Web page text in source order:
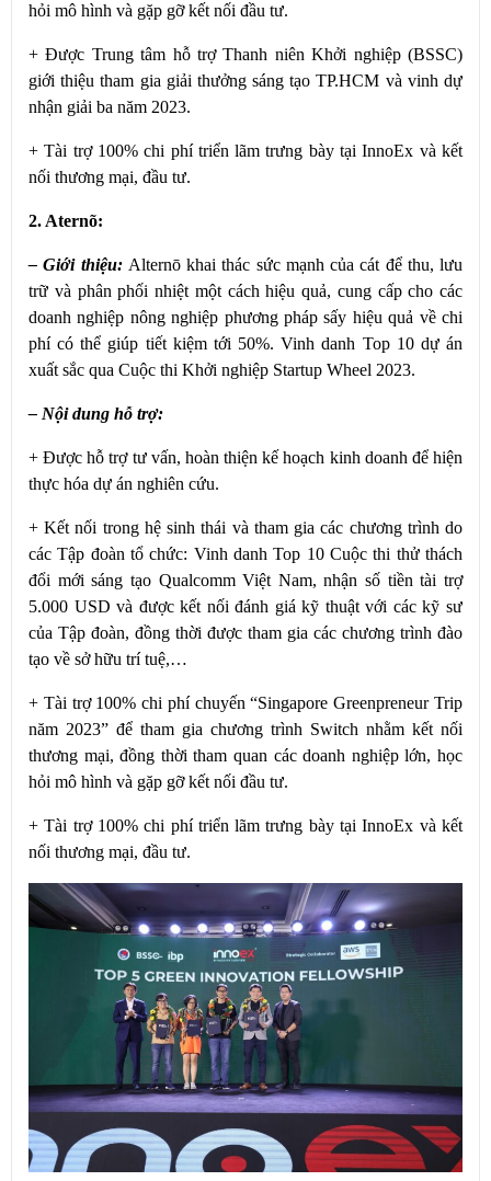
hỏi mô hình và gặp gỡ kết nối đầu tư.
+ Được Trung tâm hỗ trợ Thanh niên Khởi nghiệp (BSSC)
giới thiệu tham gia giải thưởng sáng tạo TP.HCM và vinh dự
nhận giải ba năm 2023.
+ Tài trợ 100% chi phí triển lãm trưng bày tại InnoEx và kết
nối thương mại, đầu tư.
2. Aternõ:
– Giới thiệu: Alternō khai thác sức mạnh của cát để thu, lưu
trữ và phân phối nhiệt một cách hiệu quả, cung cấp cho các
doanh nghiệp nông nghiệp phương pháp sấy hiệu quả về chi
phí có thể giúp tiết kiệm tới 50%. Vinh danh Top 10 dự án
xuất sắc qua Cuộc thi Khởi nghiệp Startup Wheel 2023.
– Nội dung hỗ trợ:
+ Được hỗ trợ tư vấn, hoàn thiện kế hoạch kinh doanh để hiện
thực hóa dự án nghiên cứu.
+ Kết nối trong hệ sinh thái và tham gia các chương trình do
các Tập đoàn tổ chức: Vinh danh Top 10 Cuộc thi thử thách
đổi mới sáng tạo Qualcomm Việt Nam, nhận số tiền tài trợ
5.000 USD và được kết nối đánh giá kỹ thuật với các kỹ sư
của Tập đoàn, đồng thời được tham gia các chương trình đào
tạo về sở hữu trí tuệ,…
+ Tài trợ 100% chi phí chuyến “Singapore Greenpreneur Trip
năm 2023” để tham gia chương trình Switch nhằm kết nối
thương mại, đồng thời tham quan các doanh nghiệp lớn, học
hỏi mô hình và gặp gỡ kết nối đầu tư.
+ Tài trợ 100% chi phí triển lãm trưng bày tại InnoEx và kết
nối thương mại, đầu tư.